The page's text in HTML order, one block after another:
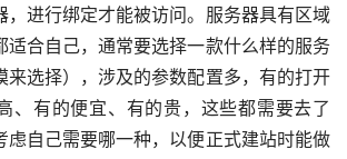
，进行绑定才能被访问。服务器具有区域
适合自己，通常要选择一款什么样的服务
来选择），涉及的参数配置多，有的打开
、有的便宜、有的贵，这些都需要去了
虑自己需要哪一种，以便正式建站时能做